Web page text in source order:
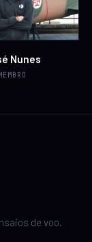
Nunes
de voo.